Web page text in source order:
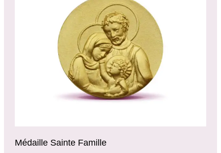
Médaille Sainte Famille